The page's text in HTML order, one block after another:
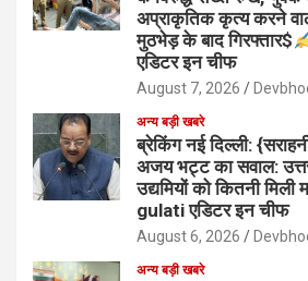
अप्राकृतिक कृत्य करने
मुठभेड़ के बाद गिरफ्तार$
एडिटर इन चीफ
August 7, 2026
अन्य बड़ी खबरे
ब्रेकिंग नई दिल्ली:
अजय भट्ट का सवाल:
उद्यमियों को कितनी मिली
gulati एडिटर इन चीफ
August 6, 2026
अन्य बड़ी खबरे